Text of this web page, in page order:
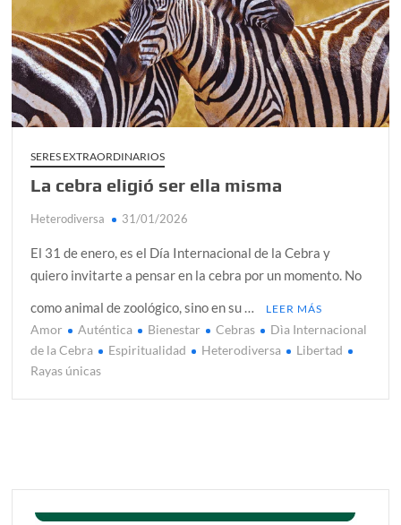
alcanzar
Día de Independencia 2026: de Patria Boba a Colombia
polarizada
¿Podemos comunicarnos con seres de otros planos o
mundos?
Salud mental digital: cómo frenar la ansiedad que
generan las redes sociales
¿Cómo descubrir esa conexión energética de la sexualidad
SERES EXTRAORDINARIOS
La cebra eligió ser ella misma
Heterodiversa 31/01/2026
El 31 de enero, es el Día Internacional de la Cebra y
quiero invitarte a pensar en la cebra por un momento. No
como animal de zoológico, sino en su …
LEER MÁS
Amor Auténtica Bienestar Cebras
Dìa Internacional
de la Cebra
Espiritualidad Heterodiversa
Libertad
Rayas únicas